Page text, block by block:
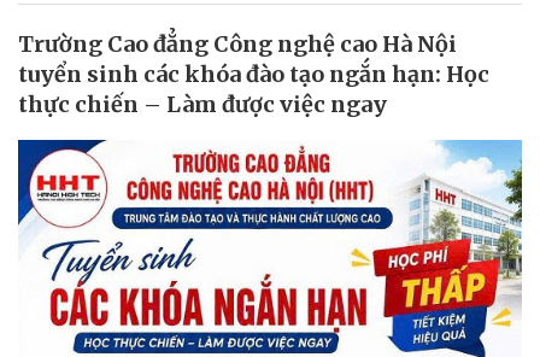
Trường Cao đẳng Công nghệ cao Hà Nội
tuyển sinh các khóa đào tạo ngắn hạn: Học
thực chiến – Làm được việc ngay